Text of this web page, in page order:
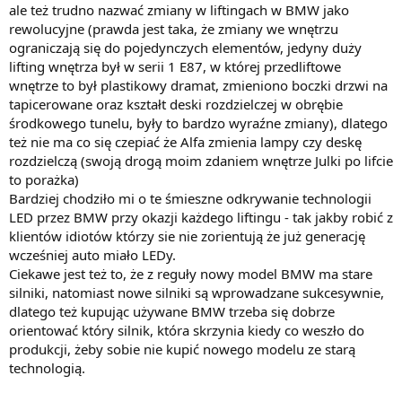
ale też trudno nazwać zmiany w liftingach w BMW jako
rewolucyjne (prawda jest taka, że zmiany we wnętrzu
ograniczają się do pojedynczych elementów, jedyny duży
lifting wnętrza był w serii 1 E87, w której przedliftowe
wnętrze to był plastikowy dramat, zmieniono boczki drzwi na
tapicerowane oraz kształt deski rozdzielczej w obrębie
środkowego tunelu, były to bardzo wyraźne zmiany), dlatego
też nie ma co się czepiać że Alfa zmienia lampy czy deskę
rozdzielczą (swoją drogą moim zdaniem wnętrze Julki po lifcie
to porażka)
Bardziej chodziło mi o te śmieszne odkrywanie technologii
LED przez BMW przy okazji każdego liftingu - tak jakby robić z
klientów idiotów którzy sie nie zorientują że już generację
wcześniej auto miało LEDy.
Ciekawe jest też to, że z reguły nowy model BMW ma stare
silniki, natomiast nowe silniki są wprowadzane sukcesywnie,
dlatego też kupując używane BMW trzeba się dobrze
orientować który silnik, która skrzynia kiedy co weszło do
produkcji, żeby sobie nie kupić nowego modelu ze starą
technologią.